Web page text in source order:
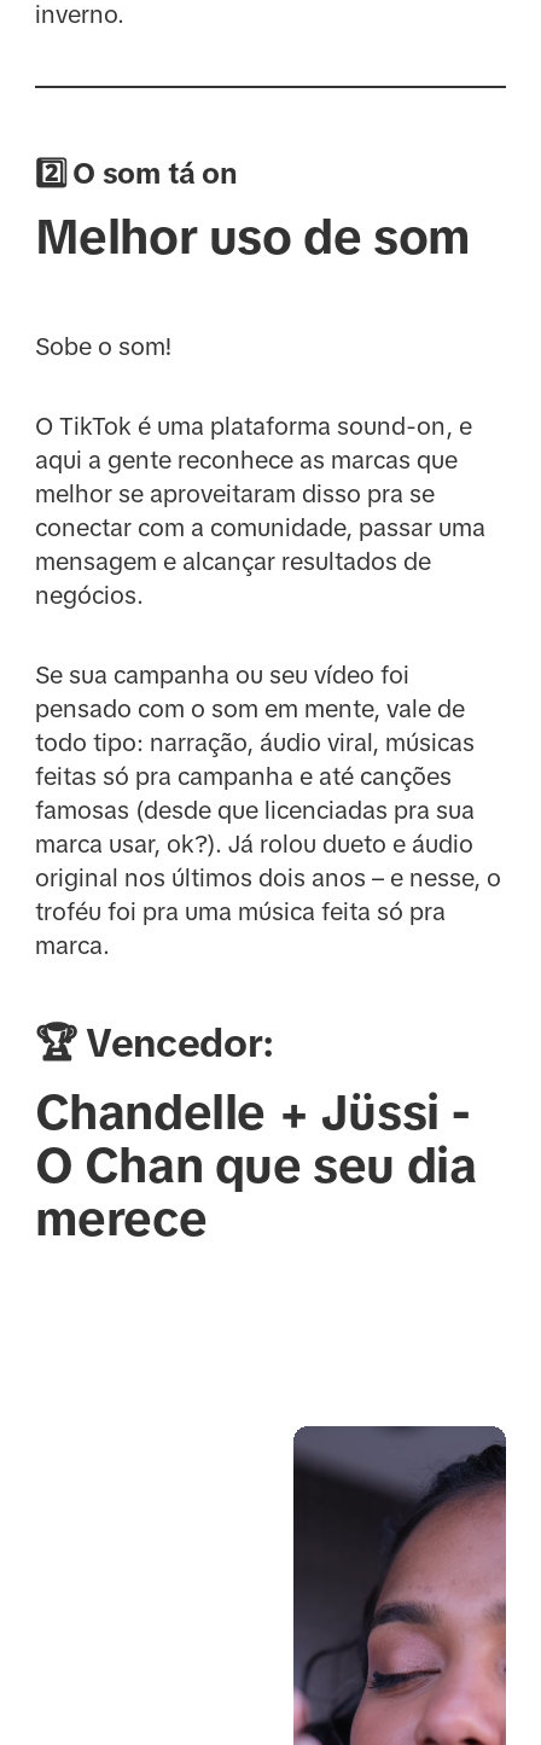
inverno.
2️⃣ O som tá on
Melhor uso de som
Sobe o som!
O TikTok é uma plataforma sound-on, e
aqui a gente reconhece as marcas que
melhor se aproveitaram disso pra se
conectar com a comunidade, passar uma
mensagem e alcançar resultados de
negócios.
Se sua campanha ou seu vídeo foi
pensado com o som em mente, vale de
todo tipo: narração, áudio viral, músicas
feitas só pra campanha e até canções
famosas (desde que licenciadas pra sua
marca usar, ok?). Já rolou dueto e áudio
original nos últimos dois anos – e nesse, o
troféu foi pra uma música feita só pra
marca.
🏆 Vencedor:
Chandelle + Jüssi -
O Chan que seu dia
merece